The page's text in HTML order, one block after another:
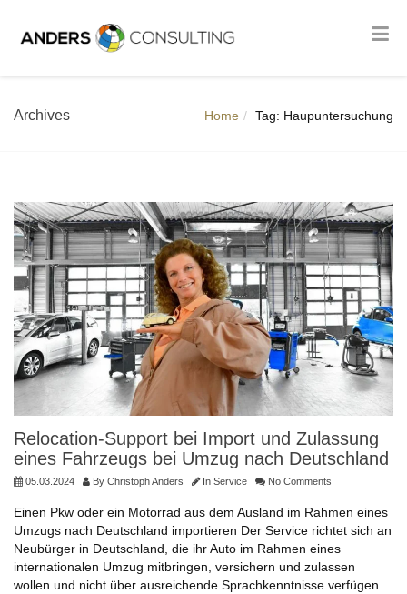
Archives Home Tag: Haupuntersuchung
Relocation-Support bei Import und Zulassung
eines Fahrzeugs bei Umzug nach Deutschland
05.03.2024 By Christoph Anders In Service No Comments
Einen Pkw oder ein Motorrad aus dem Ausland im Rahmen eines
Umzugs nach Deutschland importieren Der Service richtet sich an
Neubürger in Deutschland, die ihr Auto im Rahmen eines
internationalen Umzug mitbringen, versichern und zulassen
wollen und nicht über ausreichende Sprachkenntnisse verfügen.